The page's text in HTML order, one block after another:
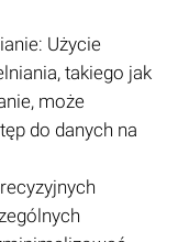
Użycie
takiego jak
może
do danych na